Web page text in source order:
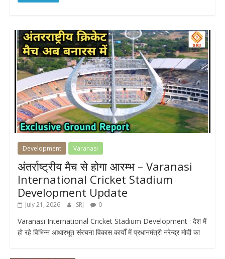
Development Varanasi
अंतर्राष्ट्रीय मैच से होगा आरम्भ – Varanasi
International Cricket Stadium
Development Update
July 21, 2026 SRJ 0
Varanasi International Cricket Stadium Development : देश में
हो रहे विभिन्न आधारभूत संरचना विकास कार्यों में प्रधानमंत्री नरेन्द्र मोदी का